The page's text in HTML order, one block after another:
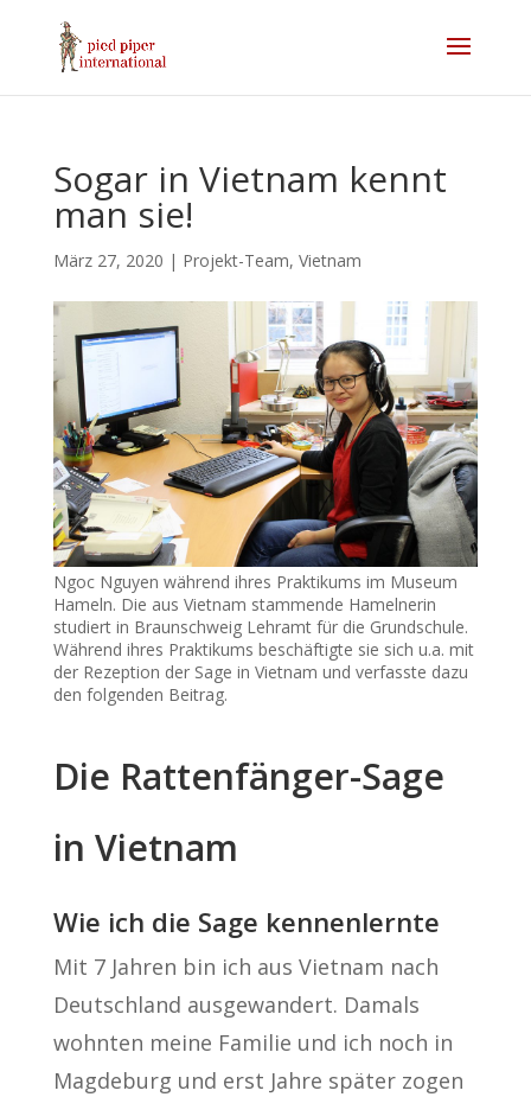
Sogar in Vietnam kennt
man sie!
März 27, 2020 | Projekt-Team, Vietnam
Ngoc Nguyen während ihres Praktikums im Museum
Hameln. Die aus Vietnam stammende Hamelnerin
studiert in Braunschweig Lehramt für die Grundschule.
Während ihres Praktikums beschäftigte sie sich u.a. mit
der Rezeption der Sage in Vietnam und verfasste dazu
den folgenden Beitrag.
Die Rattenfänger-Sage
in Vietnam
Wie ich die Sage kennenlernte
Mit 7 Jahren bin ich aus Vietnam nach
Deutschland ausgewandert. Damals
wohnten meine Familie und ich noch in
Magdeburg und erst Jahre später zogen